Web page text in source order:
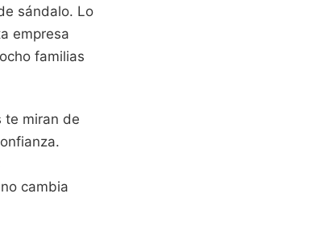
sándalo. Lo
empresa
familias
te miran de
cambia